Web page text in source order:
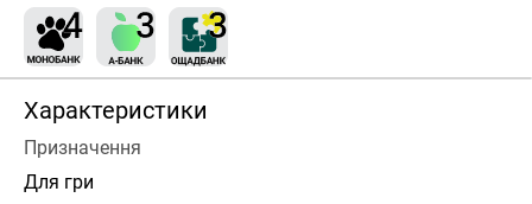
Характеристики
Призначення
Для гри